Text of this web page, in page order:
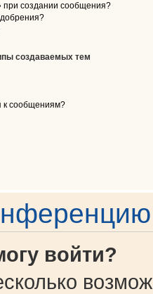
при создании сообщения?
создаваемых тем
к сообщениям?
войти?